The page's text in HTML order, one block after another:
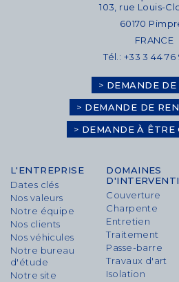
103, rue Louis-
60170
FRANCE
Tél.: +33 3 44 76
> DEMANDE DE
> DEMANDE DE
> DEMANDE À ÊTRE
L'ENTREPRISE
Dates clés
Nos valeurs
Notre équipe
Nos clients
Nos véhicules
Notre bureau
d'étude
Notre site
DOMAINES
Couverture
Charpente
Entretien
Traitement
Passe-barre
Travaux d'art
Isolation